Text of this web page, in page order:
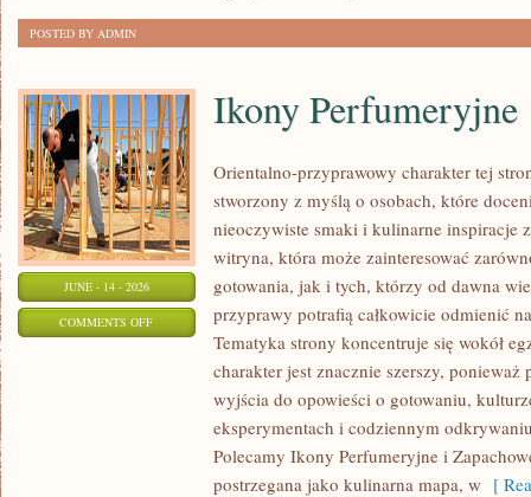
POSTED BY ADMIN
JUNE - 14 - 2026
COMMENTS OFFON
PERFUMERYJNE
Ikony Perfumeryjne
Orientalno-przyprawowy charakter tej
stworzony z myślą o osobach, które
nieoczywiste smaki i kulinarne inspiracje
witryna, która może zainteresować
gotowania, jak i tych, którzy od dawna
przyprawy potrafią całkowicie odmienić
Tematyka strony koncentruje się wokół
charakter jest znacznie szerszy,
wyjścia do opowieści o gotowaniu,
eksperymentach i codziennym
Polecamy Ikony Perfumeryjne i
postrzegana jako kulinarna mapa, w [